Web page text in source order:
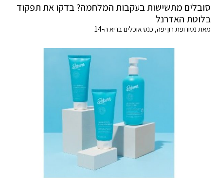
סובלים מתשישות בעקבות המלחמה? בדקו את תפקוד
בלוטת האדרנל
מאת נטורופת רון יפה, כנס אוכלים בריא ה-14